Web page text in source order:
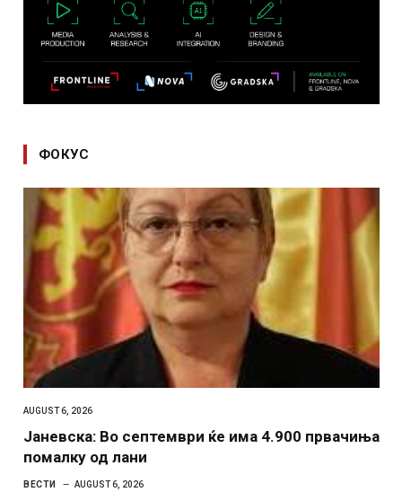
ФОКУС
AUGUST 6, 2026
Јаневска: Во септември ќе има 4.900 првачиња
помалку од лани
ВЕСТИ AUGUST 6, 2026